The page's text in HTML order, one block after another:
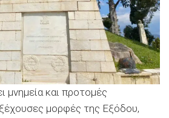
μνημεία και προτομές
μορφές της Εξόδου,